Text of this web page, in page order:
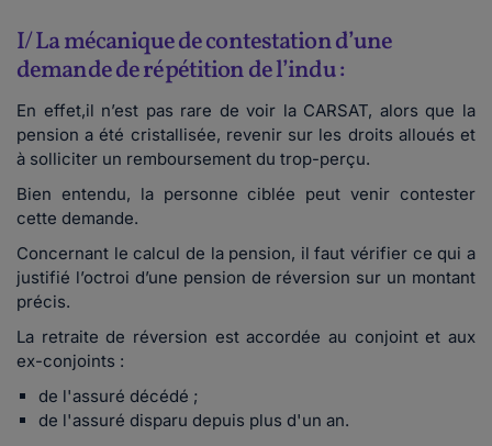
I/ La mécanique de contestation d’une
demande de répétition de l’indu :
En effet,il n’est pas rare de voir la CARSAT, alors que la
pension a été cristallisée, revenir sur les droits alloués et
à solliciter un remboursement du trop-perçu.
Bien entendu, la personne ciblée peut venir contester
cette demande.
Concernant le calcul de la pension, il faut vérifier ce qui a
justifié l’octroi d’une pension de réversion sur un montant
précis.
La retraite de réversion est accordée au conjoint et aux
ex-conjoints :
de l'assuré décédé ;
de l'assuré disparu depuis plus d'un an.